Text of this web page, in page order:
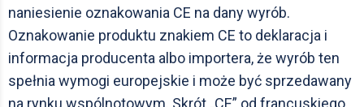
naniesienie oznakowania CE na dany wyrób.
Oznakowanie produktu znakiem CE to deklaracja i
informacja producenta albo importera, że wyrób ten
spełnia wymogi europejskie i może być sprzedawany
na rynku wspólnotowym. Skrót „CE” od francuskiego